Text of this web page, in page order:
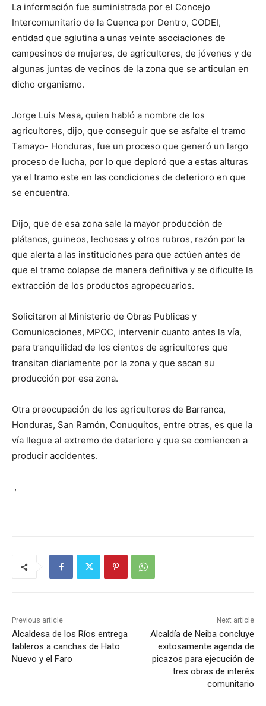
La información fue suministrada por el Concejo
Intercomunitario de la Cuenca por Dentro, CODEI,
entidad que aglutina a unas veinte asociaciones de
campesinos de mujeres, de agricultores, de jóvenes y de
algunas juntas de vecinos de la zona que se articulan en
dicho organismo.
Jorge Luis Mesa, quien habló a nombre de los
agricultores, dijo, que conseguir que se asfalte el tramo
Tamayo- Honduras, fue un proceso que generó un largo
proceso de lucha, por lo que deploró que a estas alturas
ya el tramo este en las condiciones de deterioro en que
se encuentra.
Dijo, que de esa zona sale la mayor producción de
plátanos, guineos, lechosas y otros rubros, razón por la
que alerta a las instituciones para que actúen antes de
que el tramo colapse de manera definitiva y se dificulte la
extracción de los productos agropecuarios.
Solicitaron al Ministerio de Obras Publicas y
Comunicaciones, MPOC, intervenir cuanto antes la vía,
para tranquilidad de los cientos de agricultores que
transitan diariamente por la zona y que sacan su
producción por esa zona.
Otra preocupación de los agricultores de Barranca,
Honduras, San Ramón, Conuquitos, entre otras, es que la
vía llegue al extremo de deterioro y que se comiencen a
producir accidentes.
,
Previous article
Alcaldesa de los Ríos entrega
tableros a canchas de Hato
Nuevo y el Faro
Next article
Alcaldía de Neiba concluye
exitosamente agenda de
picazos para ejecución de
tres obras de interés
comunitario